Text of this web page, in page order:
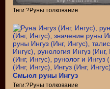
Теги:?Руны толкование
Смысл руны Ингуз
Теги:?Руны толкование